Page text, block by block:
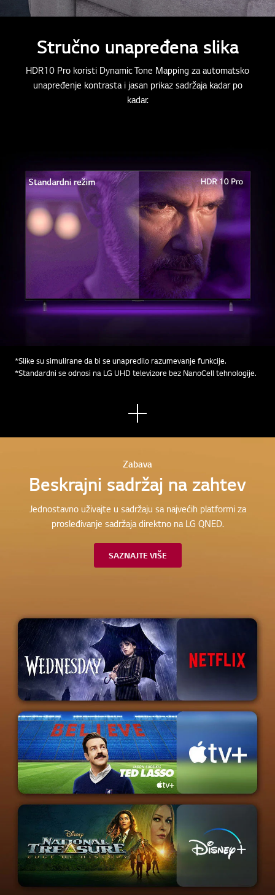
Stručno unapređena slika
HDR10 Pro koristi Dynamic Tone Mapping za automatsko
unapređenje kontrasta i jasan prikaz sadržaja kadar po
kadar.
*Slike su simulirane da bi se unapredilo razumevanje funkcije.
*Standardni se odnosi na LG UHD televizore bez NanoCell tehnologije.
Pogl
edaj
te
Zabava
Beskrajni sadržaj na zahtev
Jednostavno uživajte u sadržaju sa najvećih platformi za
prosleđivanje sadržaja direktno na LG QNED.
SAZNAJTE VIŠE